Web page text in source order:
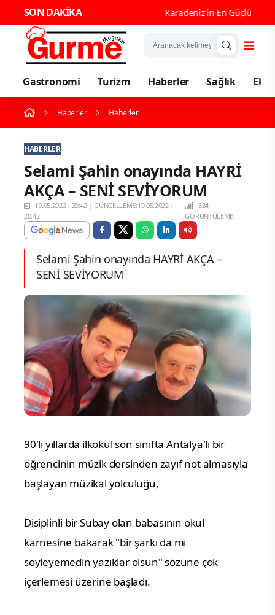
SON DAKİKA Karadeniz'in En Güçlü
Gastronomi Turizm Haberler Sağlık
Haberler Haberler
HABERLER
Selami Şahin onayında HAYRİ
AKÇA – SENİ SEVİYORUM
19.05.2022 - 20:42 |GÜNCELLEME:19.05.2022 -
20:42
524
GÖRÜNTÜLEME
Selami Şahin onayında HAYRİ AKÇA –
SENİ SEVİYORUM
90'lı yıllarda ilkokul son sınıfta Antalya'lı bir
öğrencinin müzik dersinden zayıf not almasıyla
başlayan müzikal yolculuğu,
Disiplinli bir Subay olan babasının okul
karnesine bakarak "bir şarkı da mı
söyleyemedin yazıklar olsun" sözüne çok
içerlemesi üzerine başladı.